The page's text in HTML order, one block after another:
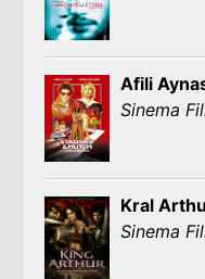
Afili
Sinema
Kral
Sinema